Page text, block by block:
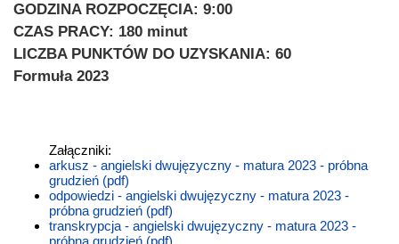
GODZINA ROZPOCZĘCIA: 9:00
CZAS PRACY: 180 minut
LICZBA PUNKTÓW DO UZYSKANIA: 60
Formuła 2023
Załączniki:
arkusz - angielski dwujęzyczny - matura 2023 - próbna
grudzień (pdf)
odpowiedzi - angielski dwujęzyczny - matura 2023 -
próbna grudzień (pdf)
transkrypcja - angielski dwujęzyczny - matura 2023 -